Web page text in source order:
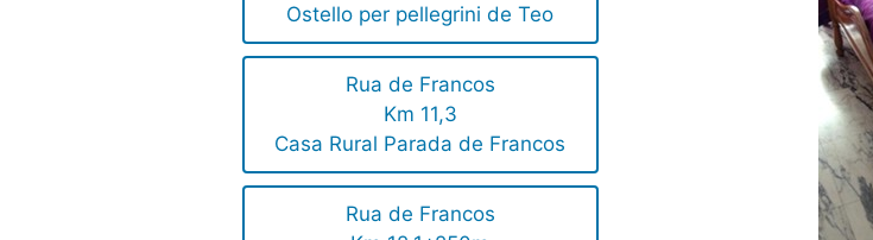
Ostello per pellegrini de Teo
Rua de Francos
Km 11,3
Casa Rural Parada de Francos
Rua de Francos